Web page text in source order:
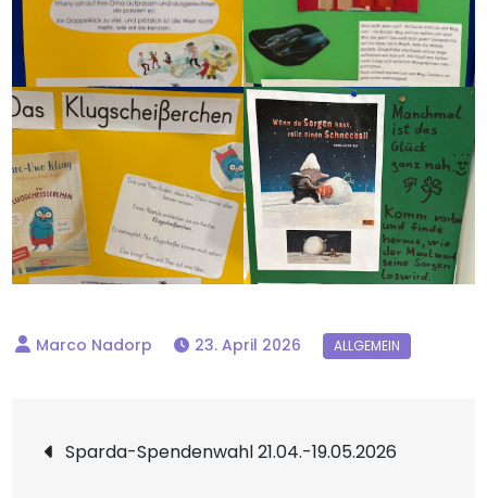
23. April 2026
Beitragsnavigation
Sparda-Spendenwahl 21.04.-19.05.2026